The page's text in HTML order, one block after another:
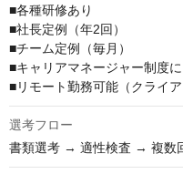
■各種研修あり
■社長定例（年2回）
■チーム定例（毎月）
■キャリアマネージャー制度
■リモート勤務可能（クライア
選考フロー
書類選考 → 適性検査 → 複数